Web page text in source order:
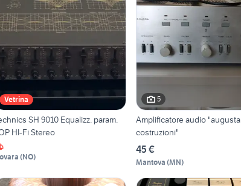
Vetrina
SH 9010 Equalizz. param.
HI-Fi Stereo
(NO)
5
Amplificatore audio "augusta
costruzioni"
45 €
Mantova (MN)